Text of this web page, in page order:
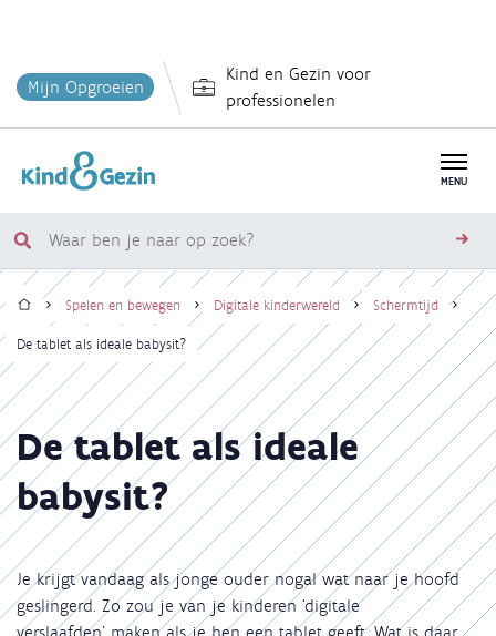
en
inhoud
Mijn Opgroeien
Kind en Gezin voor
professionelen
MENU
Waar
ben
je
op
zoek?
Kruimelpad
HomeSpelen en bewegen Digitale kinderwereld Schermtijd
De tablet als ideale babysit?
De tablet als ideale
babysit?
Je krijgt vandaag als jonge ouder nogal wat naar je hoofd
geslingerd. Zo zou je van je kinderen ‘digitale
verslaafden’ maken als je hen een tablet geeft. Wat is daar